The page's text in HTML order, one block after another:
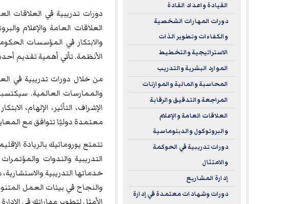
دورات تدريبية في العلاقات
العلاقات العامة والإعلام
والابتكار في المؤسسات
الأنظمة. تأتي أهمية تقديم
من خلال دورات تدريبية في
والممارسات العالمية.
الإشراف، التأثير، الإلهام،
معتمدة دوليًا تتوافق مع
تتمتع يوروماتيك بالريادة
خدماتها التدريبية
والنجاح في بيئات العمل
القيادة واعداد القادة
دورات المهارات الشخصية
والكفاءات وتطوير الذات
الاستراتيجية والتخطيط
الموارد البشرية والتدريب
المحاسبة والمالية والموازنات
المراجعة والتدقيق والرقابة
العلاقات العامة والإعلام
والبروتوكول والدبلوماسية
دورات تدريبية في الحوكمة
والامتثال
إدارة المشاريع
دورات وشهادات معتمدة في إدارة